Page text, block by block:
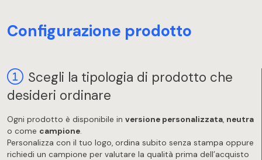
Configurazione prodotto
Scegli la tipologia di prodotto che
desideri ordinare
Ogni prodotto è disponibile in versione personalizzata, neutra
o come campione.
Personalizza con il tuo logo, ordina subito senza stampa oppure
richiedi un campione per valutare la qualità prima dell’acquisto